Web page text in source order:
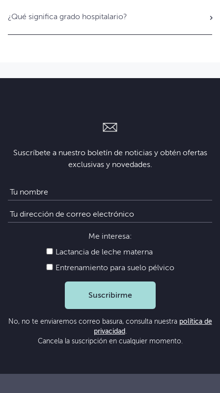
¿Qué significa grado hospitalario?
Suscríbete a nuestro boletín de noticias y obtén ofertas
exclusivas y novedades.
Me interesa:
Lactancia de leche materna
Entrenamiento para suelo pélvico
Suscribirme
No, no te enviaremos correo basura, consulta nuestra política de
privacidad .
Cancela la suscripción en cualquier momento.